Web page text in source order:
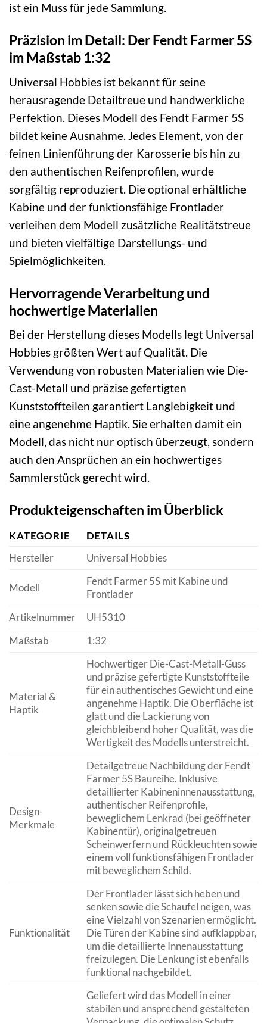
ist ein Muss für jede Sammlung.
Präzision im Detail: Der Fendt Farmer 5S
im Maßstab 1:32
Universal Hobbies ist bekannt für seine
herausragende Detailtreue und handwerkliche
Perfektion. Dieses Modell des Fendt Farmer 5S
bildet keine Ausnahme. Jedes Element, von der
feinen Linienführung der Karosserie bis hin zu
den authentischen Reifenprofilen, wurde
sorgfältig reproduziert. Die optional erhältliche
Kabine und der funktionsfähige Frontlader
verleihen dem Modell zusätzliche Realitätstreue
und bieten vielfältige Darstellungs- und
Spielmöglichkeiten.
Hervorragende Verarbeitung und
hochwertige Materialien
Bei der Herstellung dieses Modells legt Universal
Hobbies größten Wert auf Qualität. Die
Verwendung von robusten Materialien wie Die-
Cast-Metall und präzise gefertigten
Kunststoffteilen garantiert Langlebigkeit und
eine angenehme Haptik. Sie erhalten damit ein
Modell, das nicht nur optisch überzeugt, sondern
auch den Ansprüchen an ein hochwertiges
Sammlerstück gerecht wird.
Produkteigenschaften im Überblick
KATEGORIE
DETAILS
Hersteller
Universal Hobbies
Modell
Fendt Farmer 5S mit Kabine und
Frontlader
Artikelnummer
UH5310
Maßstab
1:32
Material &
Haptik
Hochwertiger Die-Cast-Metall-Guss
und präzise gefertigte Kunststoffteile
für ein authentisches Gewicht und eine
angenehme Haptik. Die Oberfläche ist
glatt und die Lackierung von
gleichbleibend hoher Qualität, was die
Wertigkeit des Modells unterstreicht.
Design-
Merkmale
Detailgetreue Nachbildung der Fendt
Farmer 5S Baureihe. Inklusive
detaillierter Kabineninnenausstattung,
authentischer Reifenprofile,
beweglichem Lenkrad (bei geöffneter
Kabinentür), originalgetreuen
Scheinwerfern und Rückleuchten sowie
einem voll funktionsfähigen Frontlader
mit beweglichem Schild.
Funktionalität
Der Frontlader lässt sich heben und
senken sowie die Schaufel neigen, was
eine Vielzahl von Szenarien ermöglicht.
Die Türen der Kabine sind aufklappbar,
um die detaillierte Innenausstattung
freizulegen. Die Lenkung ist ebenfalls
funktional nachgebildet.
Geliefert wird das Modell in einer
stabilen und ansprechend gestalteten